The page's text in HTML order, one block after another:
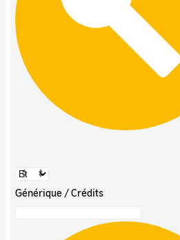
Générique / Crédits